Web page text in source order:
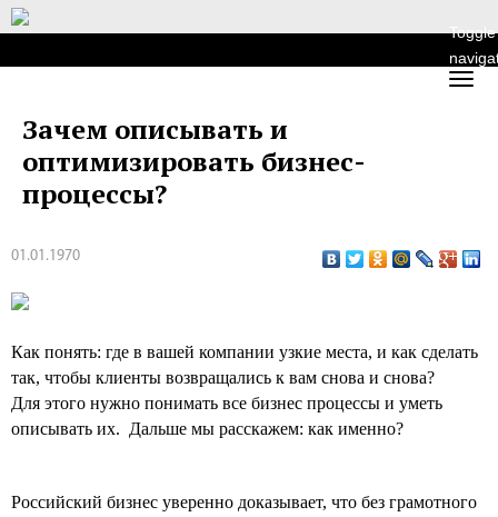
Toggle
Зачем описывать и
оптимизировать бизнес-
процессы?
01.01.1970
Как понять: где в вашей компании узкие места, и как сделать
так, чтобы клиенты возвращались к вам снова и снова?
Для этого нужно понимать все бизнес процессы и уметь
описывать их. Дальше мы расскажем: как именно?
Российский бизнес уверенно доказывает, что без грамотного